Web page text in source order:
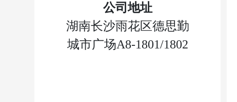
公司地址
湖南长沙雨花区德思勤
城市广场A8-1801/1802